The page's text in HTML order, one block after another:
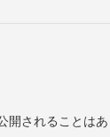
開されることはあ